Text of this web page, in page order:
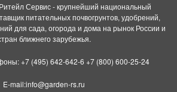
Сервис - крупнейший национальный
питательных почвогрунтов, удобрений,
для сада, огорода и дома на рынок России и
ближнего зарубежья.
+7 (495) 642-642-6 +7 (800) 600-25-24
E-mail:info@garden-rs.ru